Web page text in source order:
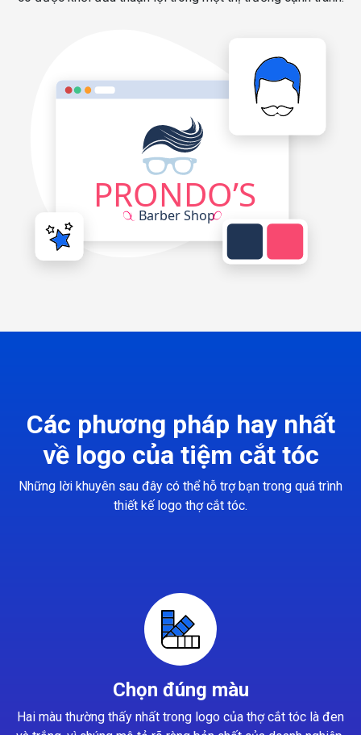
Các phương pháp hay nhất
về logo của tiệm cắt tóc
Những lời khuyên sau đây có thể hỗ trợ bạn trong quá trình
thiết kế logo thợ cắt tóc.
Chọn đúng màu
Hai màu thường thấy nhất trong logo của thợ cắt tóc là đen